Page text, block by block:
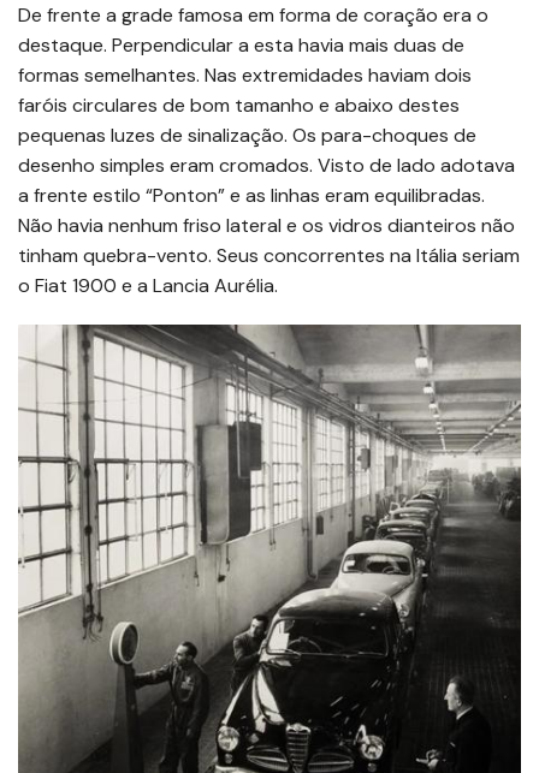
De frente a grade famosa em forma de coração era o
destaque. Perpendicular a esta havia mais duas de
formas semelhantes. Nas extremidades haviam dois
faróis circulares de bom tamanho e abaixo destes
pequenas luzes de sinalização. Os para-choques de
desenho simples eram cromados. Visto de lado adotava
a frente estilo “Ponton” e as linhas eram equilibradas.
Não havia nenhum friso lateral e os vidros dianteiros não
tinham quebra-vento. Seus concorrentes na Itália seriam
o Fiat 1900 e a Lancia Aurélia.